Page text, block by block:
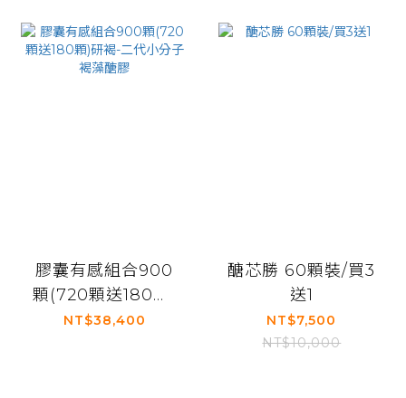
膠囊有感組合900
顆(720顆送180顆)
研褐-二代小分子褐
NT$38,400
醣芯勝 60顆裝/買3
送1
NT$7,500
NT$10,000